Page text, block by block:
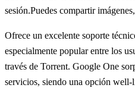
sesión.Puedes compartir
Ofrece un excelente soporte
especialmente popular entre los
través de Torrent. Google One
servicios, siendo una opción well-